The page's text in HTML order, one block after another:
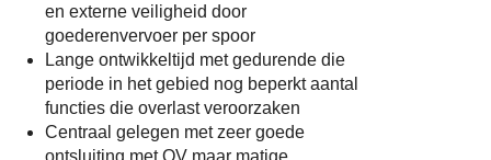
en externe veiligheid door
goederenvervoer per spoor
Lange ontwikkeltijd met gedurende die
periode in het gebied nog beperkt aantal
functies die overlast veroorzaken
Centraal gelegen met zeer goede
ontsluiting met OV maar matige